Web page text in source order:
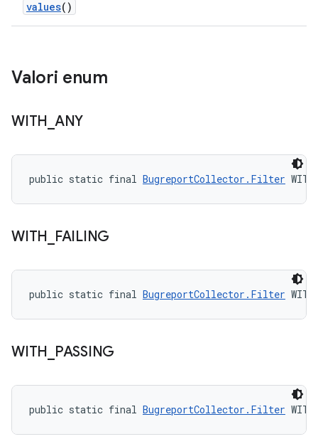
values()
Valori enum
WITH ANY
public static final BugreportCollector.Filter
WITH FAILING
public static final BugreportCollector.Filter
WITH PASSING
public static final BugreportCollector.Filter